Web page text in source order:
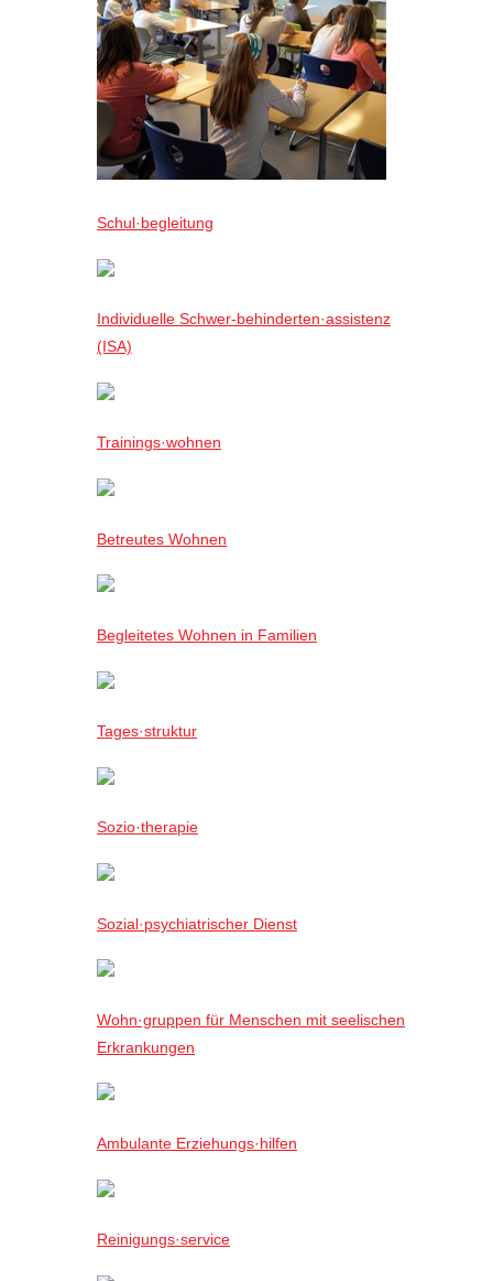
Schul·begleitung
Individuelle Schwer-behinderten·assistenz
(ISA)
Trainings·wohnen
Betreutes Wohnen
Begleitetes Wohnen in Familien
Tages·struktur
Sozio·therapie
Sozial·psychiatrischer Dienst
Wohn·gruppen für Menschen mit seelischen
Erkrankungen
Ambulante Erziehungs·hilfen
Reinigungs·service